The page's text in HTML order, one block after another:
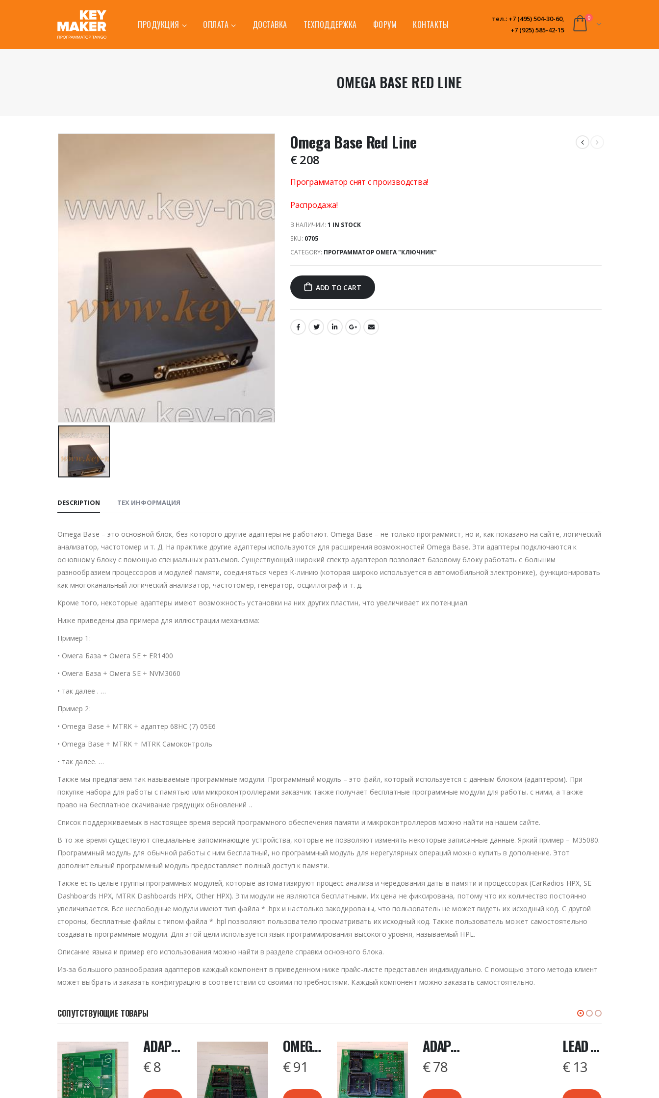
ПРОДУКЦИЯ ОПЛАТА ДОСТАВКА ТЕХПОДДЕРЖКА ФОРУМ КОНТАКТЫ
тел.: +7 (495) 504-30-60,
+7 (925) 585-42-15
0
OMEGA BASE RED LINE
Omega Base Red Line
€208
Программатор снят с производства!
Распродажа!
В НАЛИЧИИ: 1 IN STOCK
SKU: 0705
CATEGORY: ПРОГРАММАТОР ОМЕГА "КЛЮЧНИК"
ADD TO CART
DESCRIPTION ТЕХ ИНФОРМАЦИЯ
Omega Base – это основной блок, без которого другие адаптеры не работают. Omega Base – не только программист, но и, как показано на сайте, логический
анализатор, частотомер и т. Д. На практике другие адаптеры используются для расширения возможностей Omega Base. Эти адаптеры подключаются к
основному блоку с помощью специальных разъемов. Существующий широкий спектр адаптеров позволяет базовому блоку работать с большим
разнообразием процессоров и модулей памяти, соединяться через K-линию (которая широко используется в автомобильной электронике), функционировать
как многоканальный логический анализатор, частотомер, генератор, осциллограф и т. д.
Кроме того, некоторые адаптеры имеют возможность установки на них других пластин, что увеличивает их потенциал.
Ниже приведены два примера для иллюстрации механизма:
Пример 1:
• Омега База + Омега SE + ER1400
• Омега База + Омега SE + NVM3060
• так далее . …
Пример 2:
• Omega Base + MTRK + адаптер 68HC (7) 05E6
• Omega Base + MTRK + MTRK Самоконтроль
• так далее. …
Также мы предлагаем так называемые программные модули. Программный модуль – это файл, который используется с данным блоком (адаптером). При
покупке набора для работы с памятью или микроконтроллерами заказчик также получает бесплатные программные модули для работы. с ними, а также
право на бесплатное скачивание грядущих обновлений ..
Список поддерживаемых в настоящее время версий программного обеспечения памяти и микроконтроллеров можно найти на нашем сайте.
В то же время существуют специальные запоминающие устройства, которые не позволяют изменять некоторые записанные данные. Яркий пример – М35080.
Программный модуль для обычной работы с ним бесплатный, но программный модуль для нерегулярных операций можно купить в дополнение. Этот
дополнительный программный модуль предоставляет полный доступ к памяти.
Также есть целые группы программных модулей, которые автоматизируют процесс анализа и чередования даты в памяти и процессорах (CarRadios HPX, SE
Dashboards HPX, MTRK Dashboards HPX, Other HPX). Эти модули не являются бесплатными. Их цена не фиксирована, потому что их количество постоянно
увеличивается. Все несвободные модули имеют тип файла * .hpx и настолько закодированы, что пользователь не может видеть их исходный код. С другой
стороны, бесплатные файлы с типом файла * .hpl позволяют пользователю просматривать их исходный код. Также пользователь может самостоятельно
создавать программные модули. Для этой цели используется язык программирования высокого уровня, называемый HPL.
Описание языка и пример его использования можно найти в разделе справки основного блока.
Из-за большого разнообразия адаптеров каждый компонент в приведенном ниже прайс-листе представлен индивидуально. С помощью этого метода клиент
может выбрать и заказать конфигурацию в соответствии со своими потребностями. Каждый компонент можно заказать самостоятельно.
СОПУТСТВУЮЩИЕ ТОВАРЫ
ADAPTER 68HC11KA4 PLCC68
€8
OMEGA MRTK V3.2 RED LINE
€91
ADAPTER TMS RED LINE
€78
LEAD FOR EWS3 MASK 0D46J
€13